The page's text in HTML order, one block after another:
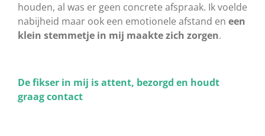
houden, al was er geen concrete afspraak. Ik voelde
nabijheid maar ook een emotionele afstand en een
klein stemmetje in mij maakte zich zorgen.
De fikser in mij is attent, bezorgd en houdt
graag contact